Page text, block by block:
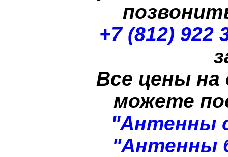
+7 (812) 922
Все цены на
можете
"Антенны
"Антенны